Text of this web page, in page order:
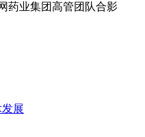
药业集团高管团队合影
展